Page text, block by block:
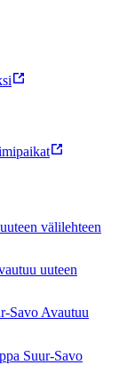
välilehteen
uuteen
Savo Avautuu
Suur-Savo